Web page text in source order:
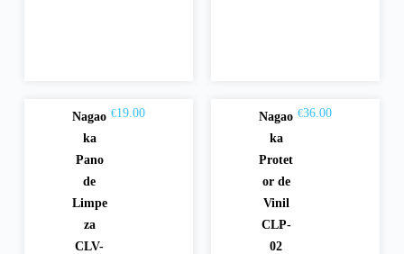
Nagao
ka
Pano
de
Limpe
za
CLV-
€19.00
Nagao
ka
Protet
or de
Vinil
CLP-
02
€36.00